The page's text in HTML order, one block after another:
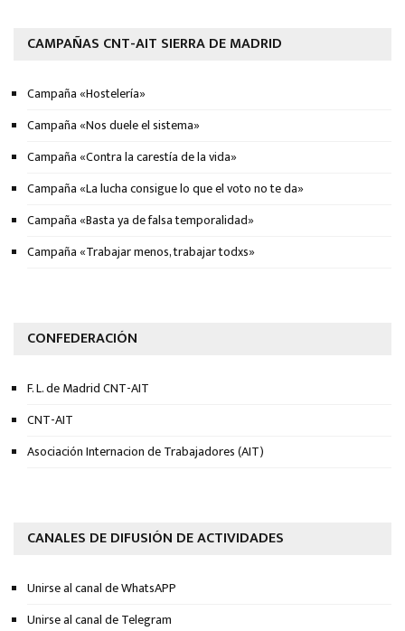
CAMPAÑAS CNT-AIT SIERRA DE MADRID
Campaña «Hostelería»
Campaña «Nos duele el sistema»
Campaña «Contra la carestía de la vida»
Campaña «La lucha consigue lo que el voto no te da»
Campaña «Basta ya de falsa temporalidad»
Campaña «Trabajar menos, trabajar todxs»
CONFEDERACIÓN
F. L. de Madrid CNT-AIT
CNT-AIT
Asociación Internacion de Trabajadores (AIT)
CANALES DE DIFUSIÓN DE ACTIVIDADES
Unirse al canal de WhatsAPP
Unirse al canal de Telegram